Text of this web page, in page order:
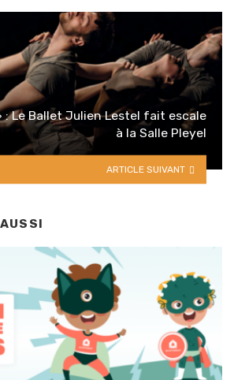
: Le Ballet Julien Lestel fait escale
à la Salle Pleyel
ARTICLE SUIVANT